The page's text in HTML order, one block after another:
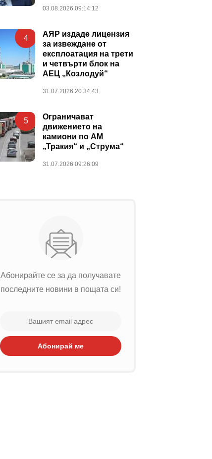
03.08.2026 09:14:12
4
АЯР издаде лицензия
за извеждане от
експлоатация на трети
и четвърти блок на
АЕЦ „Козлодуй“
31.07.2026 20:34:43
5
Ограничават
движението на
камиони по АМ
„Тракия“ и „Струма“
31.07.2026 09:26:09
Абонирайте се за да получавате
последните новини в пощата си!
Абонирай ме